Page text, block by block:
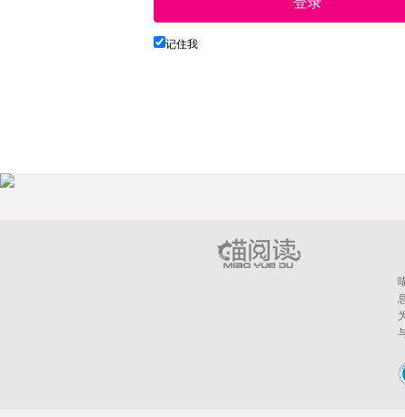
记住我